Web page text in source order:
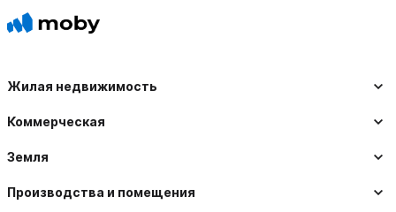
Жилая недвижимость
Коммерческая
Земля
Производства и помещения